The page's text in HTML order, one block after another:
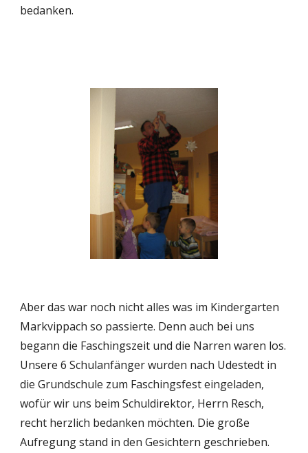
bedanken.
Aber das war noch nicht alles was im Kindergarten
Markvippach so passierte. Denn auch bei uns
begann die Faschingszeit und die Narren waren los.
Unsere 6 Schulanfänger wurden nach Udestedt in
die Grundschule zum Faschingsfest eingeladen,
wofür wir uns beim Schuldirektor, Herrn Resch,
recht herzlich bedanken möchten. Die große
Aufregung stand in den Gesichtern geschrieben.